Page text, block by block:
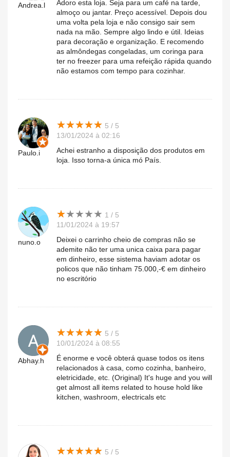
Andrea.l
Adoro esta loja. Seja para um café na tarde,
almoço ou jantar. Preço acessível. Depois dou
uma volta pela loja e não consigo sair sem
nada na mão. Sempre algo lindo e útil. Ideias
para decoração e organização. E recomendo
as almôndegas congeladas, um coringa para
ter no freezer para uma refeição rápida quando
não estamos com tempo para cozinhar.
Paulo.i
★★★★★
★★★★★ 5 / 5
13/01/2024 à 02:16
Achei estranho a disposição dos produtos em
loja. Isso torna-a única mó País.
nuno.o
★★★★★
★★★★★ 1 / 5
11/01/2024 à 19:57
Deixei o carrinho cheio de compras não se
ademite não ter uma unica caixa para pagar
em dinheiro, esse sistema haviam adotar os
policos que não tinham 75.000,-€ em dinheiro
no escritório
Abhay.h
★★★★★
★★★★★ 5 / 5
10/01/2024 à 08:55
É enorme e você obterá quase todos os itens
relacionados à casa, como cozinha, banheiro,
eletricidade, etc. (Original) It's huge and you will
get almost all items related to house hold like
kitchen, washroom, electricals etc
★★★★★
★★★★★ 5 / 5